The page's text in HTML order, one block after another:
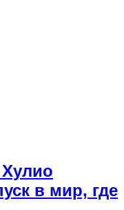
в мир, где